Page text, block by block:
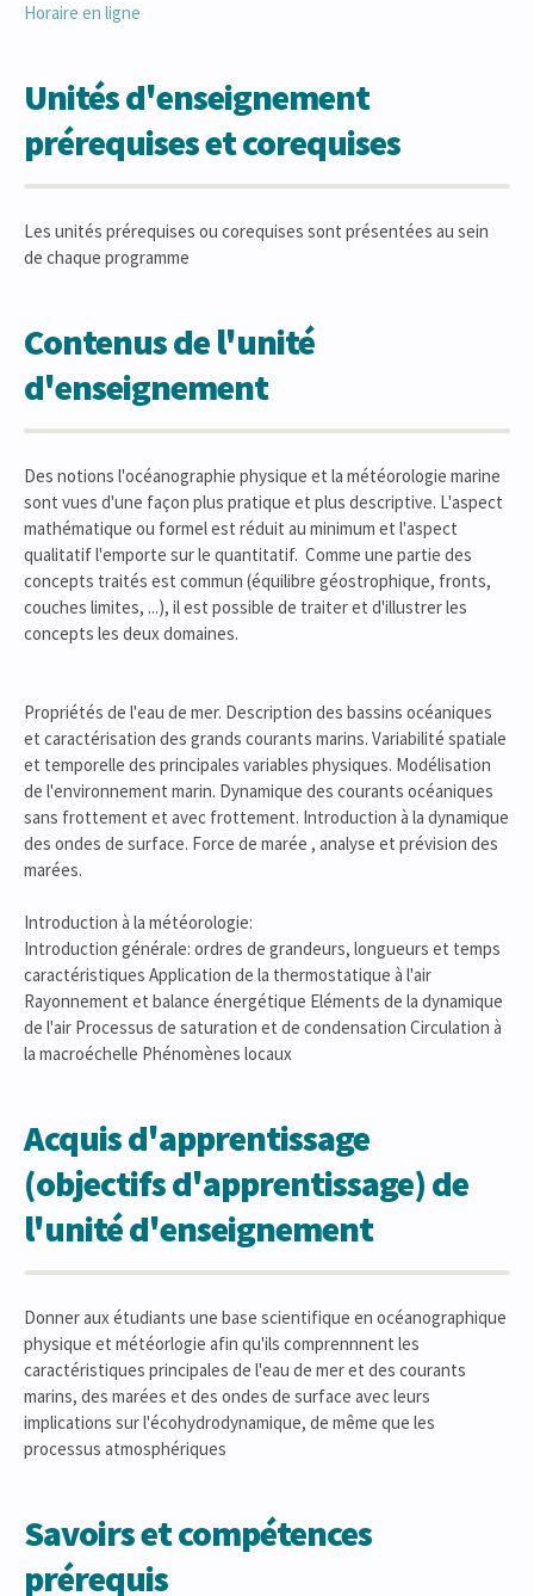
Horaire en ligne
Unités d'enseignement
prérequises et corequises
Les unités prérequises ou corequises sont présentées au sein
de chaque programme
Contenus de l'unité
d'enseignement
Des notions l'océanographie physique et la météorologie marine
sont vues d'une façon plus pratique et plus descriptive. L'aspect
mathématique ou formel est réduit au minimum et l'aspect
qualitatif l'emporte sur le quantitatif. Comme une partie des
concepts traités est commun (équilibre géostrophique, fronts,
couches limites, ...), il est possible de traiter et d'illustrer les
concepts les deux domaines.
Propriétés de l'eau de mer. Description des bassins océaniques
et caractérisation des grands courants marins. Variabilité spatiale
et temporelle des principales variables physiques. Modélisation
de l'environnement marin. Dynamique des courants océaniques
sans frottement et avec frottement. Introduction à la dynamique
des ondes de surface. Force de marée , analyse et prévision des
marées.
Introduction à la météorologie:
Introduction générale: ordres de grandeurs, longueurs et temps
caractéristiques Application de la thermostatique à l'air
Rayonnement et balance énergétique Eléments de la dynamique
de l'air Processus de saturation et de condensation Circulation à
la macroéchelle Phénomènes locaux
Acquis d'apprentissage
(objectifs d'apprentissage) de
l'unité d'enseignement
Donner aux étudiants une base scientifique en océanographique
physique et météorlogie afin qu'ils comprennnent les
caractéristiques principales de l'eau de mer et des courants
marins, des marées et des ondes de surface avec leurs
implications sur l'écohydrodynamique, de même que les
processus atmosphériques
Savoirs et compétences
prérequis